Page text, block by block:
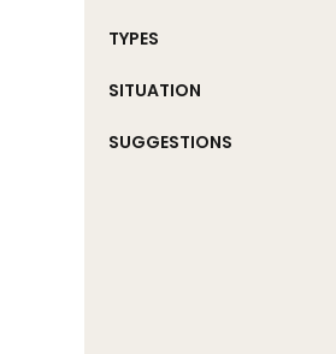
TYPES
SITUATION
SUGGESTIONS